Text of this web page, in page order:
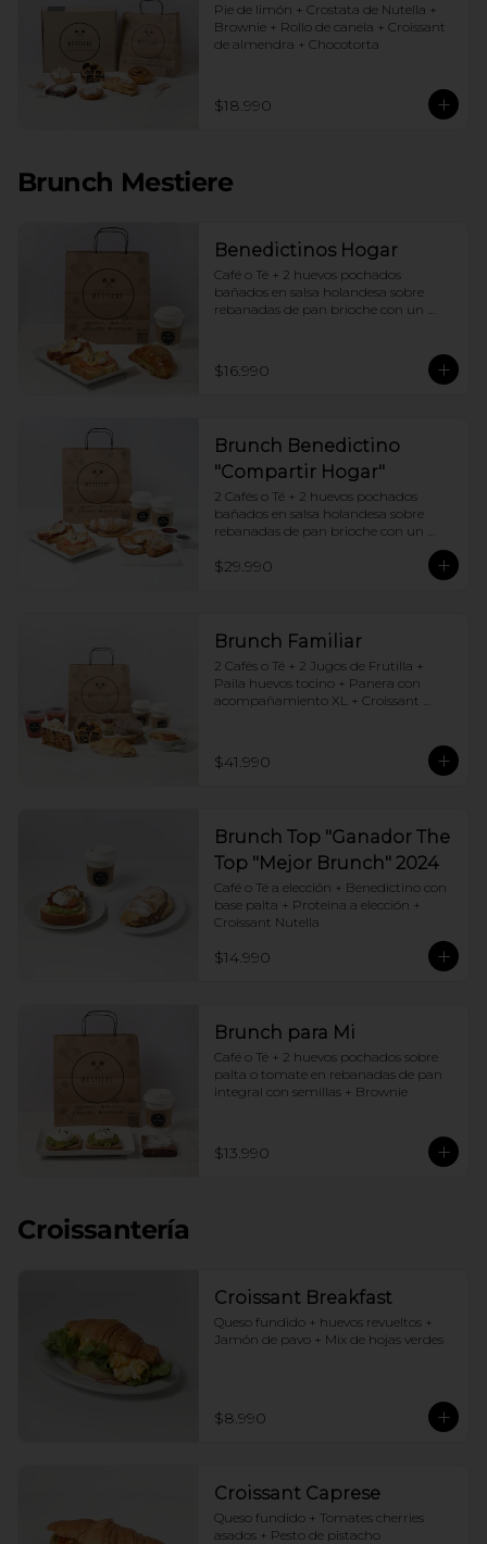
Pie de limón + Crostata de Nutella +
Brownie + Rollo de canela + Croissant
de almendra + Chocotorta
$18.990
Brunch Mestiere
Benedictinos Hogar
Café o Té + 2 huevos pochados
bañados en salsa holandesa sobre
rebanadas de pan brioche con un
$16.990
Brunch Benedictino
"Compartir Hogar"
2 Cafés o Té + 2 huevos pochados
bañados en salsa holandesa sobre
rebanadas de pan brioche con un
ingrediente de tu elección + Tostadas
francesas + Croissant de tu elección
$29.990
Brunch Familiar
2 Cafés o Té + 2 Jugos de Frutilla +
Paila huevos tocino + Panera con
acompañamiento XL + Croissant
$41.990
Brunch Top "Ganador The
Top "Mejor Brunch" 2024
Café o Té a elección + Benedictino con
base palta + Proteina a elección +
Croissant Nutella
$14.990
Brunch para Mi
Café o Té + 2 huevos pochados sobre
palta o tomate en rebanadas de pan
integral con semillas + Brownie
$13.990
Croissantería
Croissant Breakfast
Queso fundido + huevos revueltos +
Jamón de pavo + Mix de hojas verdes
$8.990
Croissant Caprese
Queso fundido + Tomates cherries
asados + Pesto de pistacho